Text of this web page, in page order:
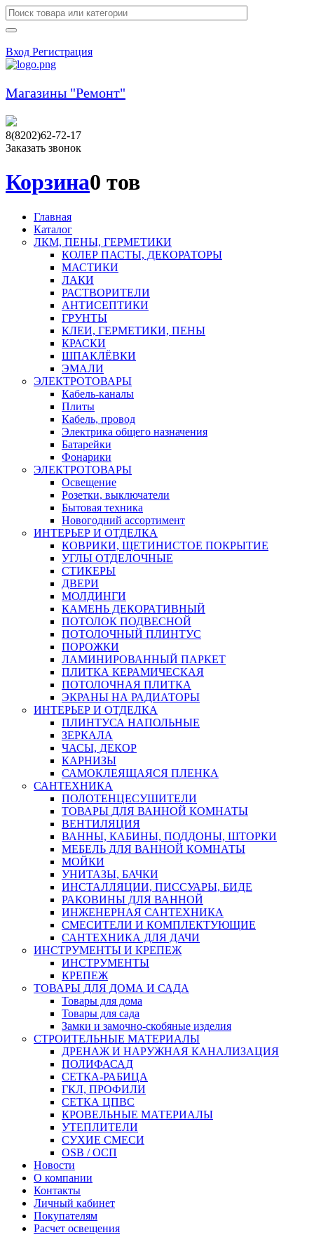
Вход Регистрация
Магазины "Ремонт"
8(8202)62-72-17
Заказать звонок
Корзина0 тов
Главная
Каталог
ЛКМ, ПЕНЫ, ГЕРМЕТИКИ
КОЛЕР ПАСТЫ, ДЕКОРАТОРЫ
МАСТИКИ
ЛАКИ
РАСТВОРИТЕЛИ
АНТИСЕПТИКИ
ГРУНТЫ
КЛЕИ, ГЕРМЕТИКИ, ПЕНЫ
КРАСКИ
ШПАКЛЁВКИ
ЭМАЛИ
ЭЛЕКТРОТОВАРЫ
Кабель-каналы
Плиты
Кабель, провод
Электрика общего назначения
Батарейки
Фонарики
ЭЛЕКТРОТОВАРЫ
Освещение
Розетки, выключатели
Бытовая техника
Новогодний ассортимент
ИНТЕРЬЕР И ОТДЕЛКА
КОВРИКИ, ЩЕТИНИСТОЕ ПОКРЫТИЕ
УГЛЫ ОТДЕЛОЧНЫЕ
СТИКЕРЫ
ДВЕРИ
МОЛДИНГИ
КАМЕНЬ ДЕКОРАТИВНЫЙ
ПОТОЛОК ПОДВЕСНОЙ
ПОТОЛОЧНЫЙ ПЛИНТУС
ПОРОЖКИ
ЛАМИНИРОВАННЫЙ ПАРКЕТ
ПЛИТКА КЕРАМИЧЕСКАЯ
ПОТОЛОЧНАЯ ПЛИТКА
ЭКРАНЫ НА РАДИАТОРЫ
ИНТЕРЬЕР И ОТДЕЛКА
ПЛИНТУСА НАПОЛЬНЫЕ
ЗЕРКАЛА
ЧАСЫ, ДЕКОР
КАРНИЗЫ
САМОКЛЕЯЩАЯСЯ ПЛЕНКА
САНТЕХНИКА
ПОЛОТЕНЦЕСУШИТЕЛИ
ТОВАРЫ ДЛЯ ВАННОЙ КОМНАТЫ
ВЕНТИЛЯЦИЯ
ВАННЫ, КАБИНЫ, ПОДДОНЫ, ШТОРКИ
МЕБЕЛЬ ДЛЯ ВАННОЙ КОМНАТЫ
МОЙКИ
УНИТАЗЫ, БАЧКИ
ИНСТАЛЛЯЦИИ, ПИССУАРЫ, БИДЕ
РАКОВИНЫ ДЛЯ ВАННОЙ
ИНЖЕНЕРНАЯ САНТЕХНИКА
СМЕСИТЕЛИ И КОМПЛЕКТУЮЩИЕ
САНТЕХНИКА ДЛЯ ДАЧИ
ИНСТРУМЕНТЫ И КРЕПЕЖ
ИНСТРУМЕНТЫ
КРЕПЕЖ
ТОВАРЫ ДЛЯ ДОМА И САДА
Товары для дома
Товары для сада
Замки и замочно-скобяные изделия
СТРОИТЕЛЬНЫЕ МАТЕРИАЛЫ
ДРЕНАЖ И НАРУЖНАЯ КАНАЛИЗАЦИЯ
ПОЛИФАСАД
СЕТКА-РАБИЦА
ГКЛ, ПРОФИЛИ
СЕТКА ЦПВС
КРОВЕЛЬНЫЕ МАТЕРИАЛЫ
УТЕПЛИТЕЛИ
СУХИЕ СМЕСИ
OSB / ОСП
Новости
О компании
Контакты
Личный кабинет
Покупателям
Расчет освещения